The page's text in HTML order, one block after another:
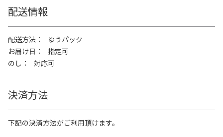
配送情報
配送方法
ゆうパック
お届け日
指定可
のし
対応可
決済方法
下記の決済方法がご利用頂けます。